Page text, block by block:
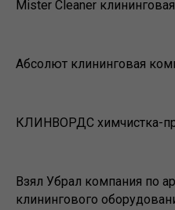
Mister Cleaner
Абсолют клининговая
КЛИНВОРДС химчистка-
Взял Убрал компания по
клинингового